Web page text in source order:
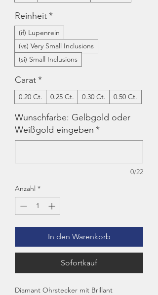
Reinheit*
(if) Lupenrein
(vs) Very Small Inclusions
(si) Small Inclusions
Carat*
0.20 Ct. 0.25 Ct. 0.30 Ct. 0.50 Ct.
Wunschfarbe: Gelbgold oder
Weißgold eingeben *
0/22
Anzahl *
In den Warenkorb
Sofortkauf
Diamant Ohrstecker mit Brillant